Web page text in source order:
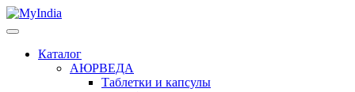
Каталог
АЮРВЕДА
Таблетки и капсулы